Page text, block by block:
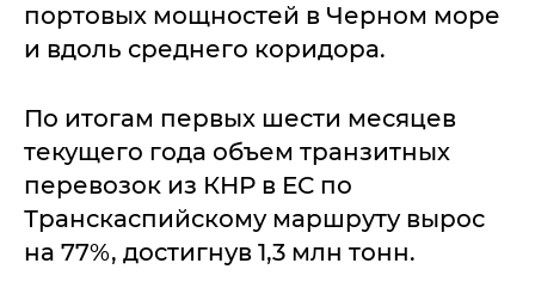
портовых мощностей в Черном море
и вдоль среднего коридора.
По итогам первых шести месяцев
текущего года объем транзитных
перевозок из КНР в ЕС по
Транскаспийскому маршруту вырос
на 77%, достигнув 1,3 млн тонн.